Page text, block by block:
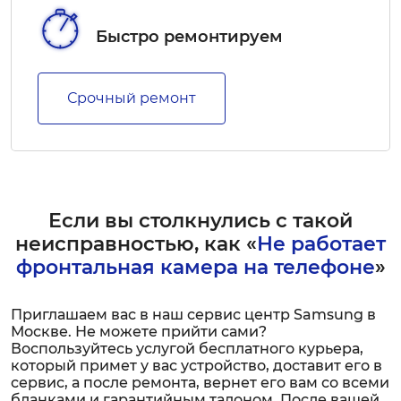
Быстро ремонтируем
Срочный ремонт
Если вы столкнулись с такой
неисправностью, как «Не работает
фронтальная камера на телефоне»
Приглашаем вас в наш сервис центр Samsung в
Москве. Не можете прийти сами?
Воспользуйтесь услугой бесплатного курьера,
который примет у вас устройство, доставит его в
сервис, а после ремонта, вернет его вам со всеми